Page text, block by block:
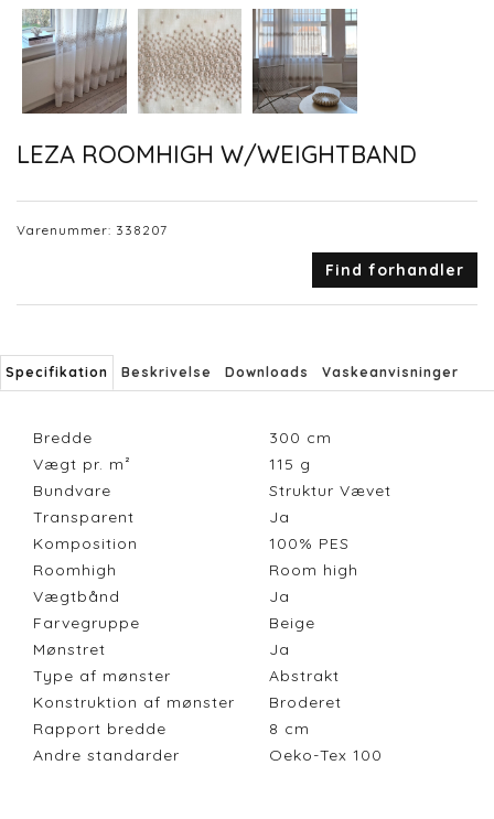
LEZA ROOMHIGH W/WEIGHTBAND
Varenummer: 338207
Find forhandler
Specifikation Beskrivelse Downloads Vaskeanvisninger
Bredde 300 cm
Vægt pr. m²
115 g
Bundvare
Struktur Vævet
Transparent
Ja
Komposition
100% PES
Roomhigh
Room high
Vægtbånd
Ja
Farvegruppe
Beige
Mønstret
Ja
Type af mønster
Abstrakt
Konstruktion af mønster
Broderet
Rapport bredde
8 cm
Andre standarder
Oeko-Tex 100